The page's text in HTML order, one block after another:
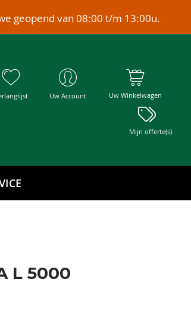
geopend van 08:00 t/m 13:00u.
Uw Account Uw Winkelwagen
Mijn offerte(s)
L 5000